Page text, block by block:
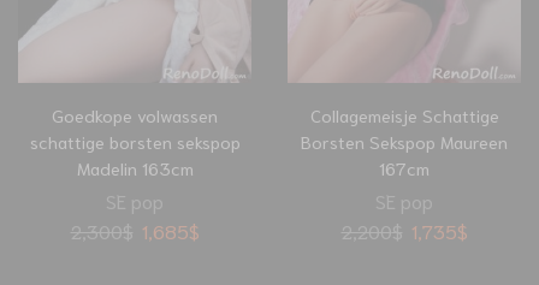
Goedkope volwassen
schattige borsten sekspop
Madelin 163cm
SE pop
2,300$ 1,685$
Collagemeisje Schattige
Borsten Sekspop Maureen
167cm
SE pop
2,200$ 1,735$